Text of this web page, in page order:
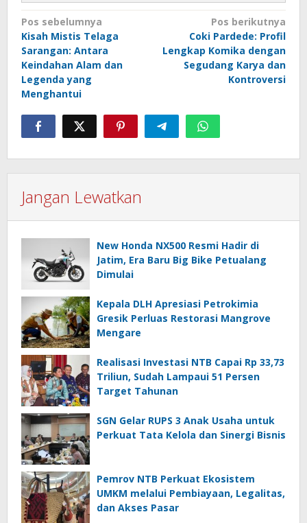
Navigasi
pos
Pos sebelumnya
Kisah Mistis Telaga
Sarangan: Antara
Keindahan Alam dan
Legenda yang
Menghantui
Pos berikutnya
Coki Pardede: Profil
Lengkap Komika dengan
Segudang Karya dan
Kontroversi
Jangan Lewatkan
New Honda NX500 Resmi Hadir di
Jatim, Era Baru Big Bike Petualang
Dimulai
Kepala DLH Apresiasi Petrokimia
Gresik Perluas Restorasi Mangrove
Mengare
Realisasi Investasi NTB Capai Rp 33,73
Triliun, Sudah Lampaui 51 Persen
Target Tahunan
SGN Gelar RUPS 3 Anak Usaha untuk
Perkuat Tata Kelola dan Sinergi Bisnis
Pemrov NTB Perkuat Ekosistem
UMKM melalui Pembiayaan, Legalitas,
dan Akses Pasar